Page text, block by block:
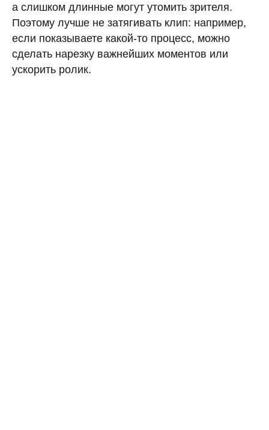
а слишком длинные могут утомить зрителя.
Поэтому лучше не затягивать клип: например,
если показываете какой-то процесс, можно
сделать нарезку важнейших моментов или
ускорить ролик.